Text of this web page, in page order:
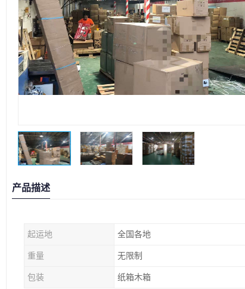
产品描述
起运地 全国各地
重量 无限制
包装 纸箱木箱